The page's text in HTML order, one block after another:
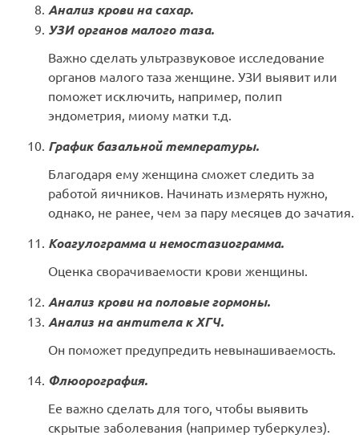
Анализ крови на сахар.
УЗИ органов малого таза.
Важно сделать ультразвуковое исследование
органов малого таза женщине. УЗИ выявит или
поможет исключить, например, полип
эндометрия, миому матки т.д.
График базальной температуры.
Благодаря ему женщина сможет следить за
работой яичников. Начинать измерять нужно,
однако, не ранее, чем за пару месяцев до зачатия.
Коагулограмма и немостазиограмма.
Оценка сворачиваемости крови женщины.
Анализ крови на половые гормоны.
Анализ на антитела к ХГЧ.
Он поможет предупредить невынашиваемость.
Флюорография.
Ее важно сделать для того, чтобы выявить
скрытые заболевания (например туберкулез).